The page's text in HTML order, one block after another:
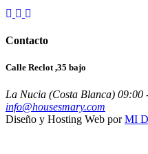
Contacto
Calle Reclot ,35 bajo
La Nucia (Costa Blanca) 09:00
info@housesmary.com
Diseño y Hosting Web porMI